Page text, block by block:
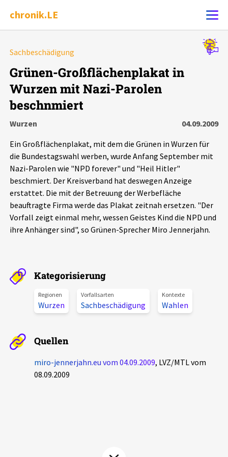
chronik.LE
Chronik
Dossiers
Leipziger Zustände
Schlaglichter
Phänomene
Alle Beiträge
Pressemitteilungen
Über uns
Projektbeschreibung
Unterstützer_innen
Spenden
Sachbeschädigung
Grünen-Großflächenplakat in
Wurzen mit Nazi-Parolen
beschnmiert
Wurzen
04.09.2009
Ein Großflächenplakat, mit dem die Grünen in Wurzen für
die Bundestagswahl werben, wurde Anfang September mit
Nazi-Parolen wie "NPD forever" und "Heil Hitler"
beschmiert. Der Kreisverband hat deswegen Anzeige
erstattet. Die mit der Betreuung der Werbefläche
beauftragte Firma werde das Plakat zeitnah ersetzen. "Der
Vorfall zeigt einmal mehr, wessen Geistes Kind die NPD und
ihre Anhänger sind", so Grünen-Sprecher Miro Jennerjahn.
Kategorisierung
Regionen
Wurzen
Vorfallsarten
Sachbeschädigung
Kontexte
Wahlen
Quellen
miro-jennerjahn.eu vom 04.09.2009, LVZ/MTL vom
08.09.2009
Alle Ereignisse
7502Ereignisse
Ereignisse Statistik
Filter Erklärungen